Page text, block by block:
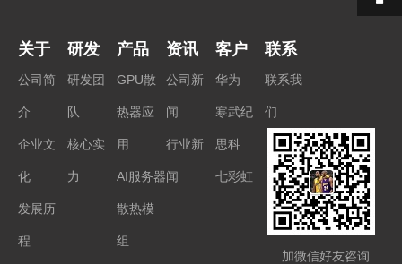
关于
公司简
介
企业文
化
发展历
程
研发
研发团
队
核心实
力
产品
GPU散
热器应
用
AI服务器
散热模
组
资讯
公司新
闻
行业新
闻
客户
华为
寒武纪
思科
七彩虹
联系
联系我
们
加微信好友咨询